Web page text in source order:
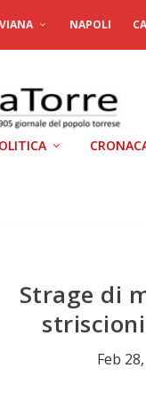
NAPOLI
Strage di
Feb